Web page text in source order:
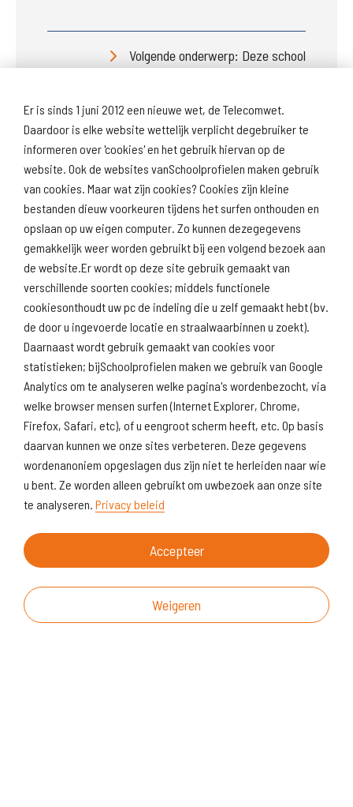
Er is sinds 1 juni 2012 een nieuwe wet, de Telecomwet.
Daardoor is elke website wettelijk verplicht degebruiker te
informeren over 'cookies' en het gebruik hiervan op de
website. Ook de websites vanSchoolprofielen maken gebruik
van cookies. Maar wat zijn cookies? Cookies zijn kleine
bestanden dieuw voorkeuren tijdens het surfen onthouden en
opslaan op uw eigen computer. Zo kunnen dezegegevens
gemakkelijk weer worden gebruikt bij een volgend bezoek aan
de website.Er wordt op deze site gebruik gemaakt van
verschillende soorten cookies; middels functionele
cookiesonthoudt uw pc de indeling die u zelf gemaakt hebt (bv.
de door u ingevoerde locatie en straalwaarbinnen u zoekt).
Daarnaast wordt gebruik gemaakt van cookies voor
statistieken; bijSchoolprofielen maken we gebruik van Google
Analytics om te analyseren welke pagina's wordenbezocht, via
welke browser mensen surfen (Internet Explorer, Chrome,
Firefox, Safari, etc), of u eengroot scherm heeft, etc. Op basis
daarvan kunnen we onze sites verbeteren. Deze gegevens
wordenanoniem opgeslagen dus zijn niet te herleiden naar wie
u bent. Ze worden alleen gebruikt om uwbezoek aan onze site
te analyseren. Privacy beleid
Accepteer
Weigeren
Volgende onderwerp: Deze school
Download
schoolprofiel
Naar
schoolresultaten
Naar scholenopdekaart.nl